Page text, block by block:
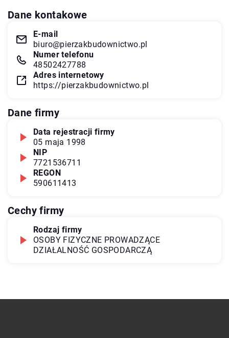
Dane kontakowe
E-mail
biuro@pierzakbudownictwo.pl
Numer telefonu
48502427788
Adres internetowy
https://pierzakbudownictwo.pl
Dane firmy
Data rejestracji firmy
05 maja 1998
NIP
7721536711
REGON
590611413
Cechy firmy
Rodzaj firmy
OSOBY FIZYCZNE PROWADZĄCE
DZIAŁALNOŚĆ GOSPODARCZĄ